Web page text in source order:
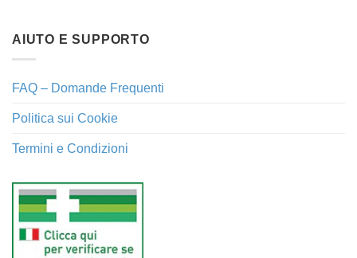
AIUTO E SUPPORTO
FAQ – Domande Frequenti
Politica sui Cookie
Termini e Condizioni